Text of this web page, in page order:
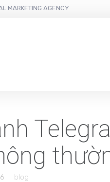
MARKETING AGENCY
blog